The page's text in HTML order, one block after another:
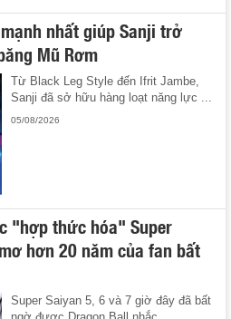
nhất giúp Sanji trở
Mũ Rơm
Từ Black Leg Style đến Ifrit Jambe,
Sanji đã sở hữu hàng loạt năng lực ...
05/08/2026
"hợp thức hóa" Super
hơn 20 năm của fan bất
Super Saiyan 5, 6 và 7 giờ đây đã bất